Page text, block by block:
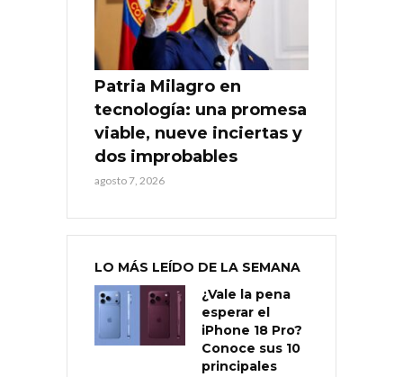
Patria Milagro en
tecnología: una promesa
viable, nueve inciertas y
dos improbables
agosto 7, 2026
LO MÁS LEÍDO DE LA SEMANA
¿Vale la pena
esperar el
iPhone 18 Pro?
Conoce sus 10
principales